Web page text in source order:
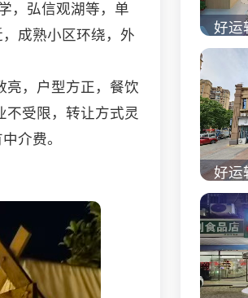
，弘信观湖等，单
成熟小区环绕，外
亮，户型方正，餐饮
受限，转让方式灵
介费。
好运
黎都
200
让
立
好运
秀洲
260
让
立